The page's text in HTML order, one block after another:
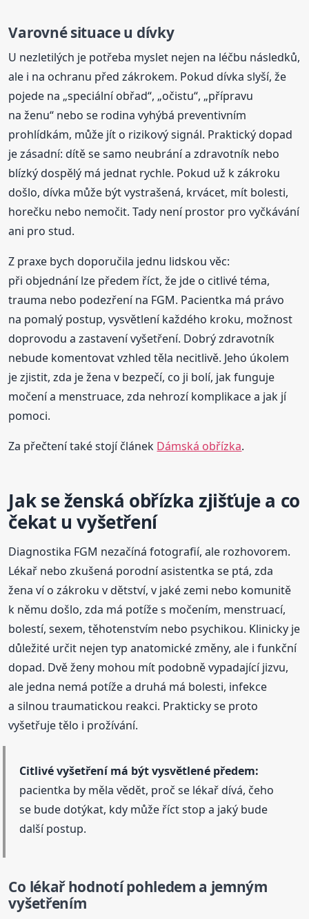
Varovné situace u dívky
U nezletilých je potřeba myslet nejen na léčbu následků,
ale i na ochranu před zákrokem. Pokud dívka slyší, že
pojede na „speciální obřad“, „očistu“, „přípravu
na ženu“ nebo se rodina vyhýbá preventivním
prohlídkám, může jít o rizikový signál. Praktický dopad
je zásadní: dítě se samo neubrání a zdravotník nebo
blízký dospělý má jednat rychle. Pokud už k zákroku
došlo, dívka může být vystrašená, krvácet, mít bolesti,
horečku nebo nemočit. Tady není prostor pro vyčkávání
ani pro stud.
Z praxe bych doporučila jednu lidskou věc:
při objednání lze předem říct, že jde o citlivé téma,
trauma nebo podezření na FGM. Pacientka má právo
na pomalý postup, vysvětlení každého kroku, možnost
doprovodu a zastavení vyšetření. Dobrý zdravotník
nebude komentovat vzhled těla necitlivě. Jeho úkolem
je zjistit, zda je žena v bezpečí, co ji bolí, jak funguje
močení a menstruace, zda nehrozí komplikace a jak jí
pomoci.
Za přečtení také stojí článek Dámská obřízka.
Jak se ženská obřízka zjišťuje a co
čekat u vyšetření
Diagnostika FGM nezačíná fotografií, ale rozhovorem.
Lékař nebo zkušená porodní asistentka se ptá, zda
žena ví o zákroku v dětství, v jaké zemi nebo komunitě
k němu došlo, zda má potíže s močením, menstruací,
bolestí, sexem, těhotenstvím nebo psychikou. Klinicky je
důležité určit nejen typ anatomické změny, ale i funkční
dopad. Dvě ženy mohou mít podobně vypadající jizvu,
ale jedna nemá potíže a druhá má bolesti, infekce
a silnou traumatickou reakci. Prakticky se proto
vyšetřuje tělo i prožívání.
Citlivé vyšetření má být vysvětlené předem:
pacientka by měla vědět, proč se lékař dívá, čeho
se bude dotýkat, kdy může říct stop a jaký bude
další postup.
Co lékař hodnotí pohledem a jemným
vyšetřením